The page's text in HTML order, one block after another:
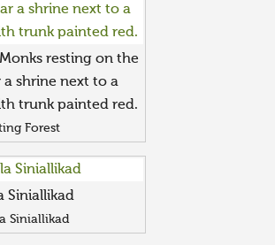
resting on the
shrine next to a
trunk painted red.
Forest
Siniallikad
Siniallikad